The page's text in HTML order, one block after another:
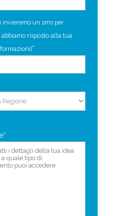
invieremo un sms per
risposto alla tua
*